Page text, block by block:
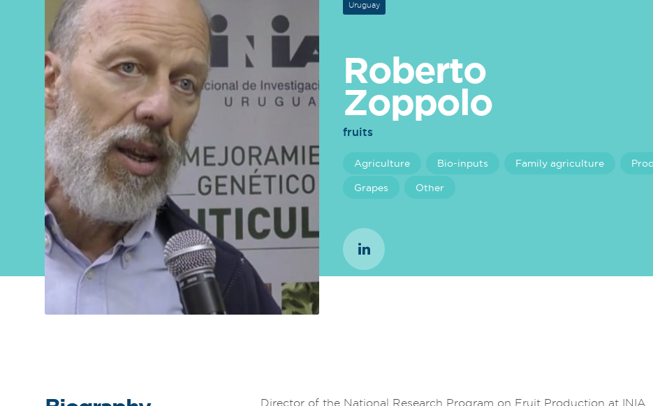
About
FONTAGRO
FONTAGRO is a mechanism de
cooperación único que fomenta la
inversión en innovación en el sector
agroalimentario de América Latina y El
Caribe, y promueve plataformas
regionales públicas y privadas. Sar
Uruguay
Roberto
Zoppolo
fruits
Agriculture Bio-inputs Family agriculture
Grapes Other
Director of the National Research Program on Fruit Production at INIA